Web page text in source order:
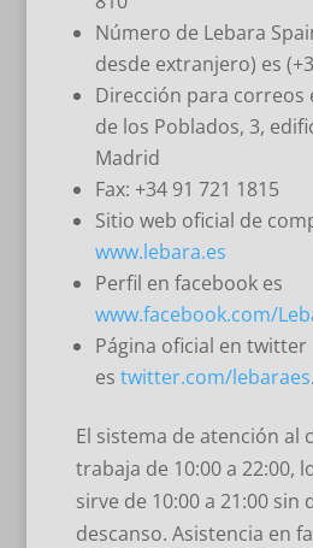
Número de Lebara
desde extranjero) es
Dirección para correos
de los Poblados, 3,
Madrid
Fax: +34 91 721 1815
Sitio web oficial de
www.lebara.es
Perfil en facebook es
www.facebook.com/
Página oficial en twitter
es twitter.com/lebaraes.
El sistema de atención al
trabaja de 10:00 a 22:00,
sirve de 10:00 a 21:00 sin
descanso. Asistencia en